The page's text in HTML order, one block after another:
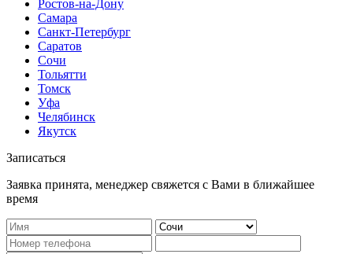
Ростов-на-Дону
Самара
Санкт-Петербург
Саратов
Сочи
Тольятти
Томск
Уфа
Челябинск
Якутск
Записаться
Заявка принята, менеджер свяжется с Вами в ближайшее
время